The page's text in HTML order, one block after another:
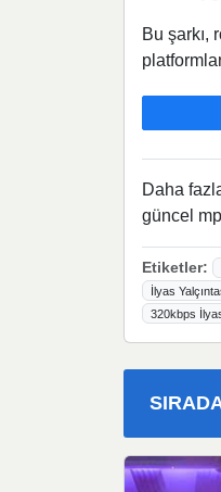
Bu şarkı,
Daha
güncel
Etiketler:
İlyas
320kbps